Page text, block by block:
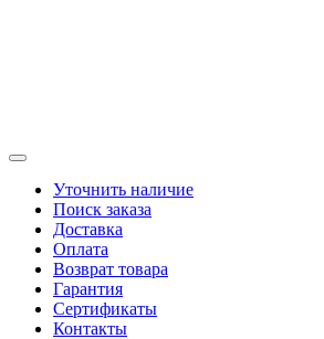
Уточнить наличие
Поиск заказа
Доставка
Оплата
Возврат товара
Гарантия
Сертификаты
Контакты